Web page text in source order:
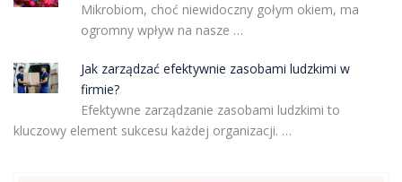
Mikrobiom, choć niewidoczny gołym okiem, ma
ogromny wpływ na nasze …
Jak zarządzać efektywnie zasobami ludzkimi w
firmie?
Efektywne zarządzanie zasobami ludzkimi to
kluczowy element sukcesu każdej organizacji. …